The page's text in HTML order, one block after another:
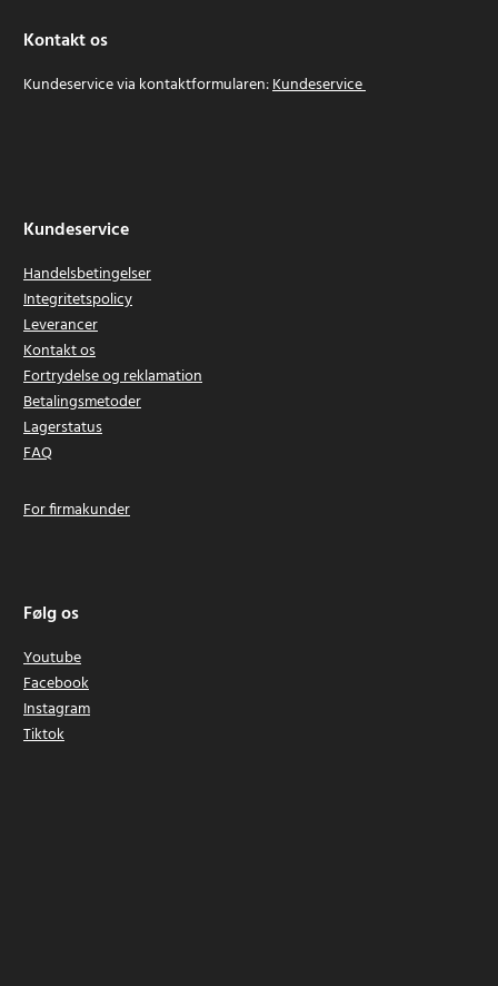
Kontakt os
Kundeservice via kontaktformularen:Kundeservice
Kundeservice
Handelsbetingelser
Integritetspolicy
Leverancer
Kontakt os
Fortrydelse og reklamation
Betalingsmetoder
Lagerstatus
FAQ
For firmakunder
Følg os
Youtube
Facebook
Instagram
Tiktok